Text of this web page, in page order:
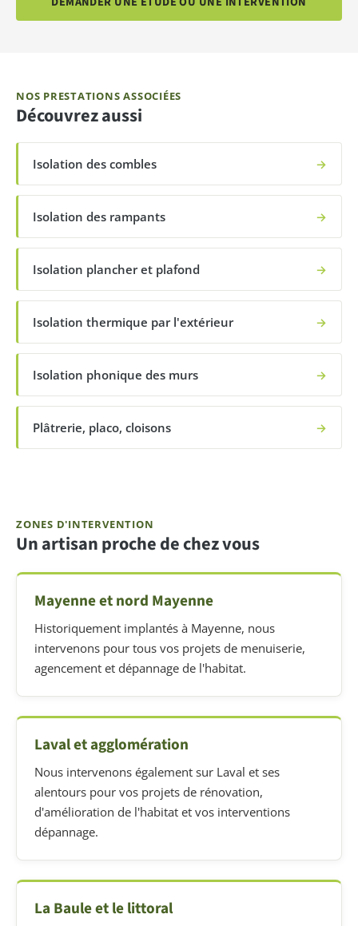
NOS PRESTATIONS ASSOCIÉES
Découvrez aussi
Isolation des combles →
Isolation des rampants →
Isolation plancher et plafond →
Isolation thermique par l'extérieur →
Isolation phonique des murs →
Plâtrerie, placo, cloisons →
ZONES D'INTERVENTION
Un artisan proche de chez vous
Mayenne et nord Mayenne
Historiquement implantés à Mayenne, nous
intervenons pour tous vos projets de menuiserie,
agencement et dépannage de l'habitat.
Laval et agglomération
Nous intervenons également sur Laval et ses
alentours pour vos projets de rénovation,
d'amélioration de l'habitat et vos interventions
dépannage.
La Baule et le littoral